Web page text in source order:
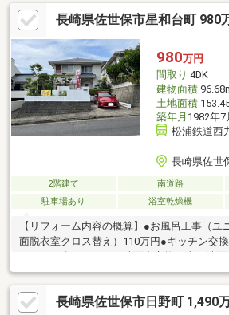
長崎県佐世保市星和台町 980
980万円
間取り 4DK
建物面積
土地面積
築年月 1982年
松浦鉄道西
長崎県佐世
2階建て 南道路
駐車場あり
浴室乾燥機
【リフォーム内容の概算】●お風呂工事（ユ
面脱衣室クロス替え）110万円●キッチン交
万円●トイレ工事（一体型トイレ交換、トイ
万円●外壁塗装工事（外壁塗装、サッシ廻り
●駐車場増設工事（既存塀撤去、コンクリー
長崎県佐世保市日野町 1,490